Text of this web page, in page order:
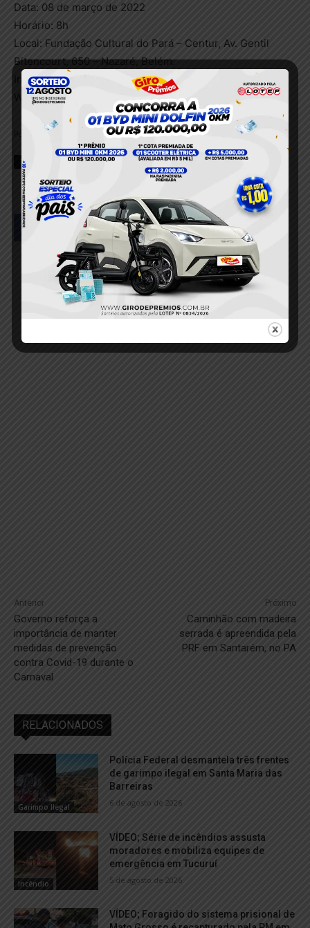
Data: 08 de março de 2022
Horário: 8h
Local: Fundação Cultural do Pará – Centur, Av. Gentil
Bitencourt, 650 – Nazaré, Belém.
Informações: seminariomulheresmilitarespa@gmail.com
WhatsApp: (91) 98899-6479 (atendimento de 9h às 16h).
Por Dayane Baía (SECOM)
TAGS carrossel
Twitter
Anterior
Governo reforça a
importância de manter
medidas de prevenção
contra Covid-19 durante o
Carnaval
Próximo
Caminhão com madeira
serrada é apreendida pela
PRF em Santarém, no PA
RELACIONADOS
Garimpo Ilegal
Polícia Federal desmantela três frentes
de garimpo ilegal em Santa Maria das
Barreiras
6 de agosto de 2026
Incêndio
VÍDEO; Série de incêndios assusta
moradores e mobiliza equipes de
emergência em Tucuruí
5 de agosto de 2026
VÍDEO; Foragido do sistema prisional de